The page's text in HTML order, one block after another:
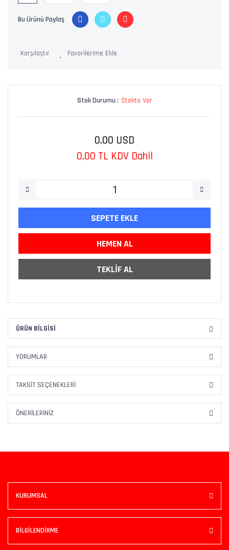
Bu Ürünü Paylaş
Karşılaştır
Stok Durumu : Stokta Var
0,00 USD
0,00 TL KDV Dahil
SEPETE EKLE
HEMEN AL
TEKLİF AL
ÜRÜN BILGISI
YORUMLAR
TAKSIT SEÇENEKLERI
ÖNERILERINIZ
KURUMSAL
BİLGİLENDİRME